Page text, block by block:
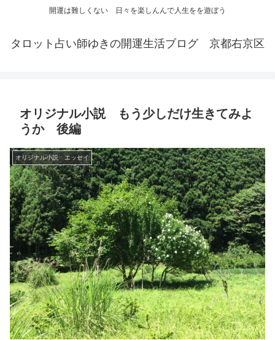
開運は難しくない 日々を楽しんんで人生をを遊ぼう
タロット占い師ゆきの開運生活ブログ 京都右京区
オリジナル小説 もう少しだけ生きてみよ
うか 後編
オリジナル小説 エッセイ